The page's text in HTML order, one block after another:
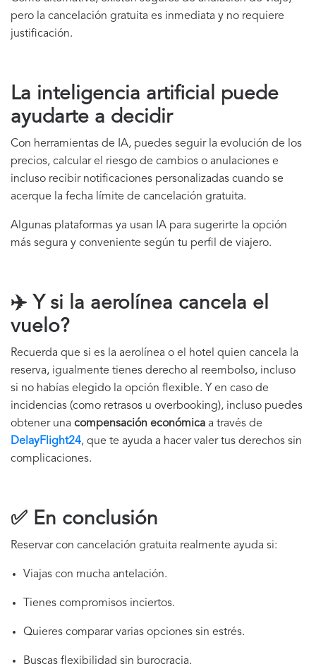
pero la cancelación gratuita es inmediata y no requiere
justificación.
La inteligencia artificial puede
ayudarte a decidir
Con herramientas de IA, puedes seguir la evolución de los
precios, calcular el riesgo de cambios o anulaciones e
incluso recibir notificaciones personalizadas cuando se
acerque la fecha límite de cancelación gratuita.
Algunas plataformas ya usan IA para sugerirte la opción
más segura y conveniente según tu perfil de viajero.
✈️ Y si la aerolínea cancela el
vuelo?
Recuerda que si es la aerolínea o el hotel quien cancela la
reserva, igualmente tienes derecho al reembolso, incluso
si no habías elegido la opción flexible. Y en caso de
incidencias (como retrasos u overbooking), incluso puedes
obtener una compensación económica a través de
DelayFlight24, que te ayuda a hacer valer tus derechos sin
complicaciones.
✅ En conclusión
Reservar con cancelación gratuita realmente ayuda si:
Viajas con mucha antelación.
Tienes compromisos inciertos.
Quieres comparar varias opciones sin estrés.
Buscas flexibilidad sin burocracia.